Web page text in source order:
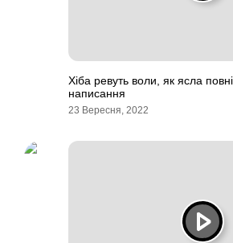
Хіба ревуть воли, як ясла
написання
23 Вересня, 2022